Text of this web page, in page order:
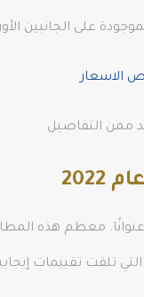
على الجانبين
الاسعار
ممن التفاصيل
تحتوي قائمة أفضل مطاعم الأسماك
تلقت تقييمات